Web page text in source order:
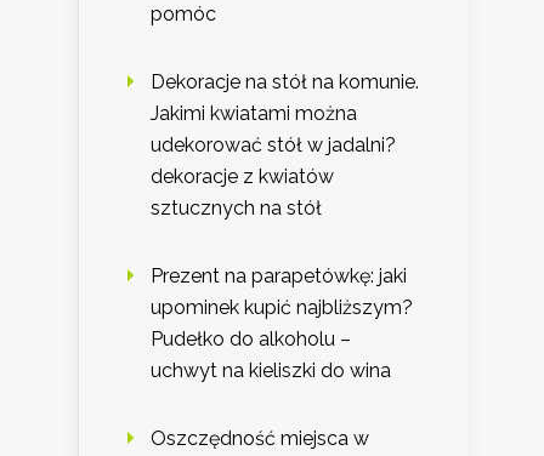
pomóc
Dekoracje na stół na komunie.
Jakimi kwiatami można
udekorować stół w jadalni?
dekoracje z kwiatów
sztucznych na stół
Prezent na parapetówkę: jaki
upominek kupić najbliższym?
Pudełko do alkoholu –
uchwyt na kieliszki do wina
Oszczędność miejsca w